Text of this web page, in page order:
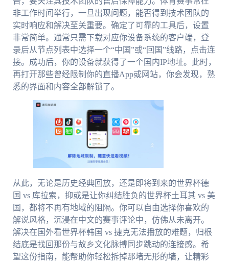
非工作时间举行，一旦出现问题，能否得到技术团队的
实时响应和解决至关重要。确定了可靠的工具后，设置
非常简单。通常只需下载对应你设备系统的客户端，登
录后从节点列表中选择一个“中国”或“回国”线路，点击连
接。成功后，你的设备就获得了一个国内IP地址。此时，
再打开那些曾经限制你的直播App或网站，你会发现，熟
悉的界面和内容全部解锁了。
从此，无论是历史经典回放，还是即将到来的世界杯德
国 vs 库拉索，抑或是让你纠结胜负的世界杯土耳其 vs 美
国，都将不再有地域的阻隔。你可以自由选择你喜欢的
解说风格，沉浸在中文的赛事评论中，仿佛从未离开。
解决在国外看世界杯韩国 vs 捷克无法播放的难题，归根
结底是找回那份与故乡文化脉搏同步跳动的连接感。希
望这份指南，能帮助你轻松拆掉那堵无形的墙，让精彩